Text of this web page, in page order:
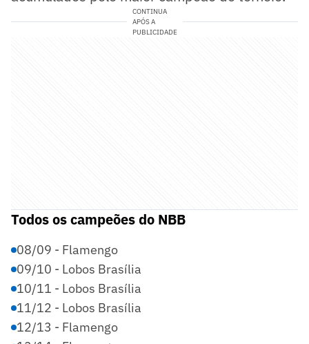
CONTINUA
APÓS A
PUBLICIDADE
Todos os campeões do NBB
08/09 - Flamengo
09/10 - Lobos Brasília
10/11 - Lobos Brasília
11/12 - Lobos Brasília
12/13 - Flamengo